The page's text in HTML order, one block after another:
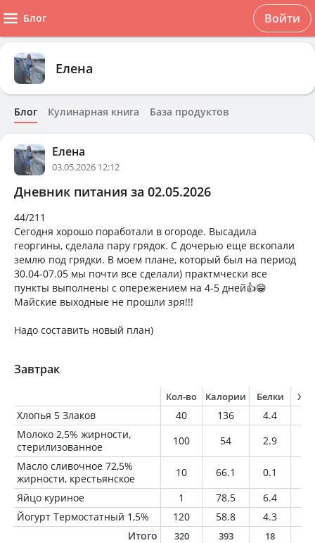
Блог Войти
Елена
Блог Кулинарная книга База продуктов
Елена
03.05.2026 12:12
Дневник питания за 02.05.2026
44/211
Сегодня хорошо поработали в огороде. Высадила
георгины, сделала пару грядок. С дочерью еще вскопали
землю под грядки. В моем плане, который был на период
30.04-07.05 мы почти все сделали) практмчески все
пункты выполнены с опережением на 4-5 дней👍😁
Майские выходные не прошли зря!!!
Надо составить новый план)
Завтрак
Кол-во Калории Белки
Хлопья 5 Злаков 40 136 4.4
Молоко 2,5% жирности,
стерилизованное
100 54 2.9
Масло сливочное 72,5%
жирности, крестьянское
10 66.1 0.1
Яйцо куриное
1 78.5 6.4
Йогурт Термостатный 1,5%
120 58.8 4.3
Итого
320 393 18